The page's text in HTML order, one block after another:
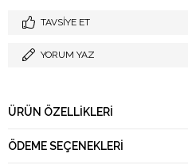
TAVSIYE ET
YORUM YAZ
ÜRÜN ÖZELLIKLERI
ÖDEME SEÇENEKLERI